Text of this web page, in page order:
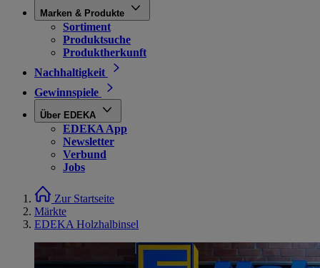
Marken & Produkte
Sortiment
Produktsuche
Produktherkunft
Nachhaltigkeit
Gewinnspiele
Über EDEKA
EDEKA App
Newsletter
Verbund
Jobs
Zur Startseite
Märkte
EDEKA Holzhalbinsel